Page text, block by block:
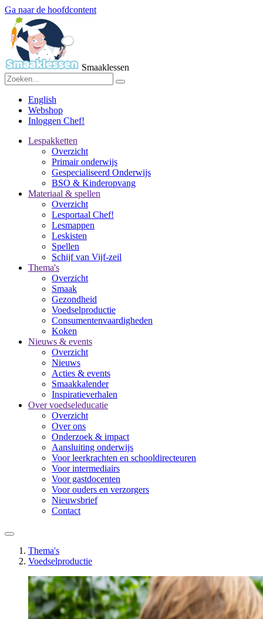
Ga naar de hoofdcontent
Smaaklessen
English
Webshop
Inloggen Chef!
Lespakketten
Overzicht
Primair onderwijs
Gespecialiseerd Onderwijs
BSO & Kinderopvang
Materiaal & spellen
Overzicht
Lesportaal Chef!
Lesmappen
Leskisten
Spellen
Schijf van Vijf-zeil
Thema's
Overzicht
Smaak
Gezondheid
Voedselproductie
Consumentenvaardigheden
Koken
Nieuws & events
Overzicht
Nieuws
Acties & events
Smaakkalender
Inspiratieverhalen
Over voedseleducatie
Overzicht
Over ons
Onderzoek & impact
Aansluiting onderwijs
Voor leerkrachten en schooldirecteuren
Voor intermediairs
Voor gastdocenten
Voor ouders en verzorgers
Nieuwsbrief
Contact
Thema's
Voedselproductie